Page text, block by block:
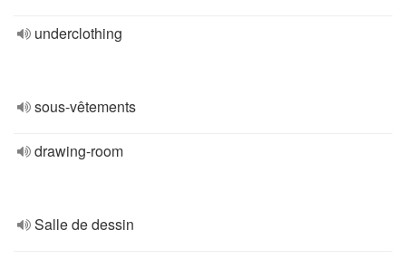
underclothing
sous-vêtements
drawing-room
Salle de dessin